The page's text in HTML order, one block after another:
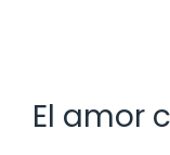
El amor